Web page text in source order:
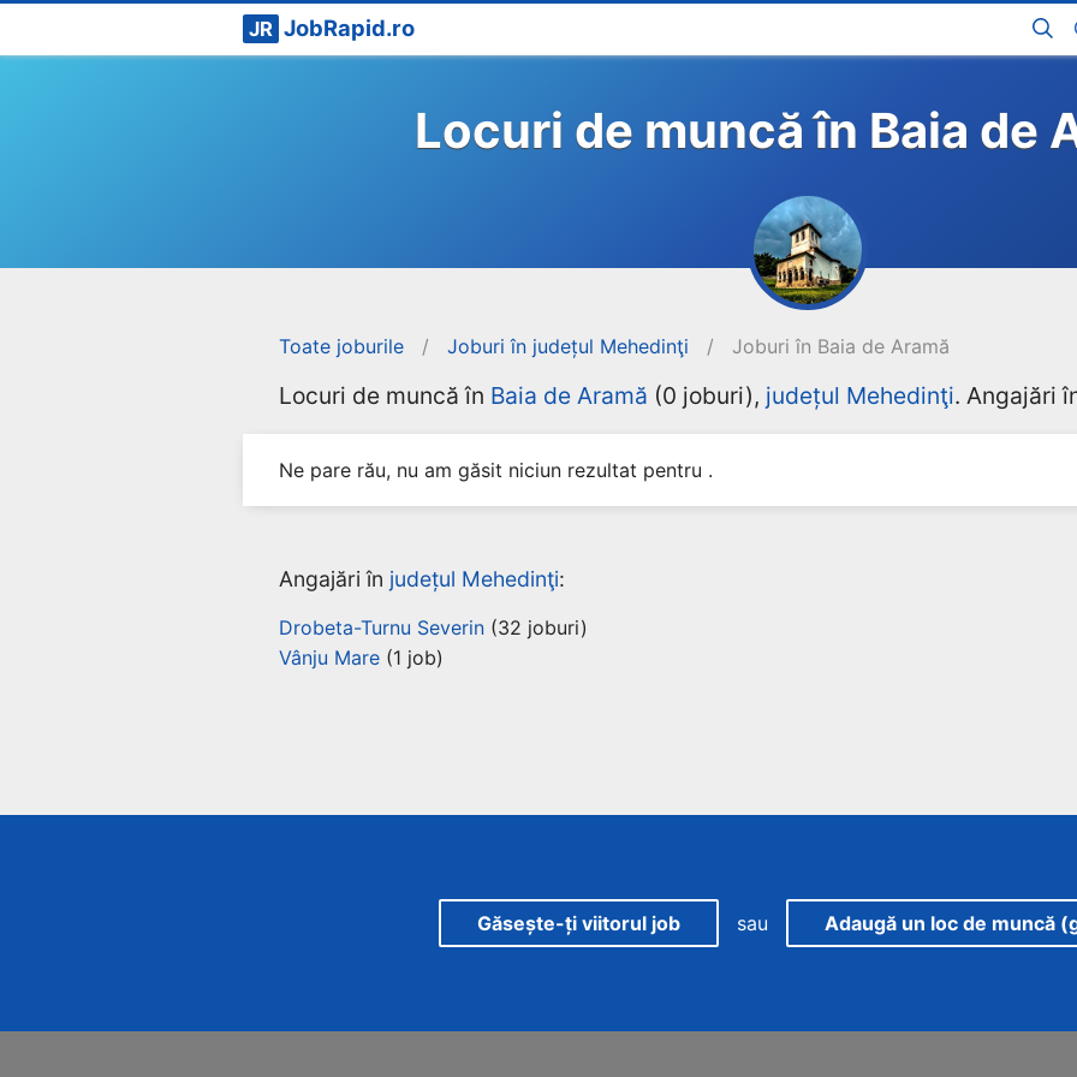
JR JobRapid.ro
Locuri de muncă în Baia de
Toate joburile / Joburi în județul Mehedinţi / Joburi în Baia de Aramă
Locuri de muncă în Baia de Aramă (0 joburi), județul Mehedinţi. Angajări
Ne pare rău, nu am găsit niciun rezultat pentru .
Angajări în județul Mehedinţi:
Drobeta-Turnu Severin (32 joburi)
Vânju Mare (1 job)
Găsește-ți viitorul job sau Adaugă un loc de muncă